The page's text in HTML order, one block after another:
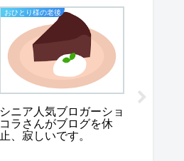
おひとり様の老後
シニア人気ブロガーショ
コラさんがブログを休
止、寂しいです。